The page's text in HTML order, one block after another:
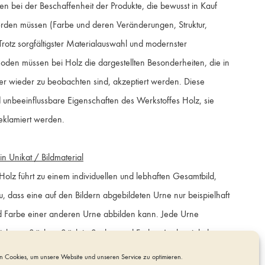
Cookies, um unsere Website und unseren Service zu optimieren.
bei der Beschaffenheit der Produkte, die bewusst in Kauf
müssen (Farbe und deren Veränderungen, Struktur,
sorgfältigster Materialauswahl und modernster
müssen bei Holz die dargestellten Besonderheiten, die in
wieder zu beobachten sind, akzeptiert werden. Diese
Eigenschaften des Werkstoffes Holz, sie
werden.
Unikat / Bildmaterial
führt zu einem individuellen und lebhaften Gesamtbild,
dass eine auf den Bildern abgebildeten Urne nur beispielhaft
Farbe einer anderen Urne abbilden kann. Jede Urne
von Stück zu Stück in Struktur und Farbe. Auch spielt der
wichtige Rolle, da Hölzer und ihre Optik sich auch dadurch
Quantity